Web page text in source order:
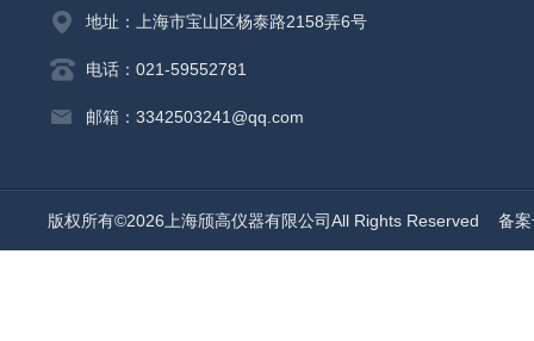
地址：上海市宝山区杨泰路2158弄6号
电话：021-59552781
邮箱：3342503241@qq.com
版权所有©2026上海颀高仪器有限公司All Rights Reserved 备